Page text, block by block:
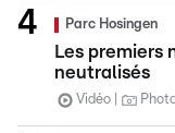
Parc Hosingen
Les premiers
neutralisés
Vidéo